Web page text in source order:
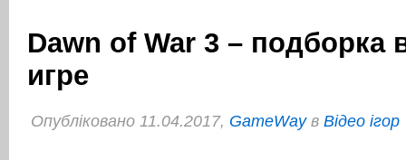
Dawn of War 3 – подборка
игре
Опубліковано 11.04.2017, GameWayв Відео ігор